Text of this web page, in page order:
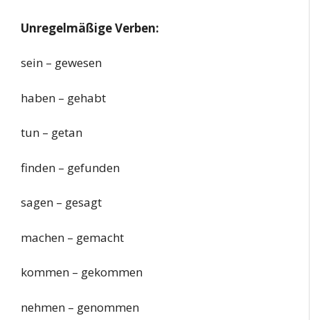
Unregelmäßige Verben:
sein – gewesen
haben – gehabt
tun – getan
finden – gefunden
sagen – gesagt
machen – gemacht
kommen – gekommen
nehmen – genommen